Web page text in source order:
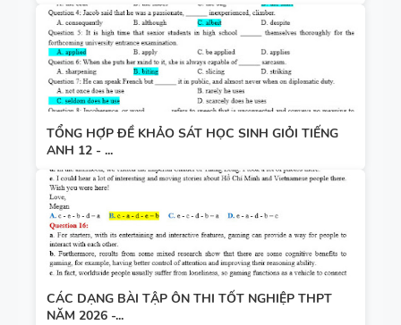
TỔNG HỢP ĐỀ KHẢO SÁT HỌC SINH GIỎI TIẾNG
ANH 12 - ...
CÁC DẠNG BÀI TẬP ÔN THI TỐT NGHIỆP THPT
NĂM 2026 -...